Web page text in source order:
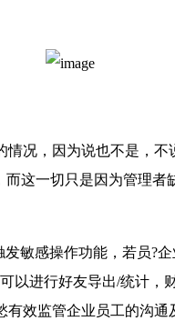
，因为说也不是，不
这一切只是因为管理
感操作功能，若员?
以进行好友导出/统计
效监管企业员工的沟通